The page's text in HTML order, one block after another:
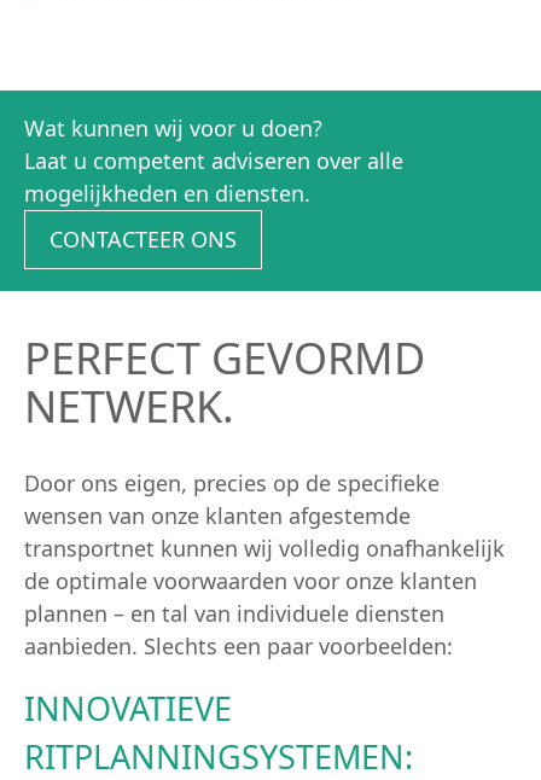
Wat kunnen wij voor u doen?
Laat u competent adviseren over alle
mogelijkheden en diensten.
CONTACTEER ONS
PERFECT GEVORMD
NETWERK.
Door ons eigen, precies op de specifieke
wensen van onze klanten afgestemde
transportnet kunnen wij volledig onafhankelijk
de optimale voorwaarden voor onze klanten
plannen – en tal van individuele diensten
aanbieden. Slechts een paar voorbeelden:
INNOVATIEVE
RITPLANNINGSYSTEMEN: